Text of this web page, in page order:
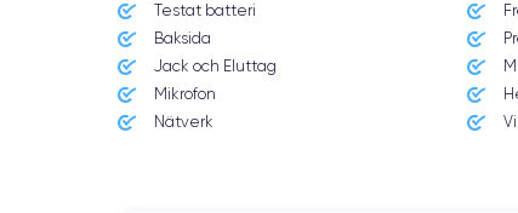
Testat batteri
Baksida
Jack och Eluttag
Mikrofon
Nätverk